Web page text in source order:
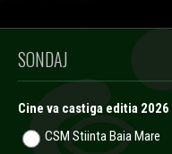
SONDAJ
Cine va castiga editia
CSM Stiinta Baia Mare